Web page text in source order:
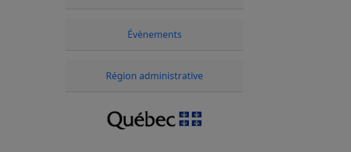
Évènements
Région administrative